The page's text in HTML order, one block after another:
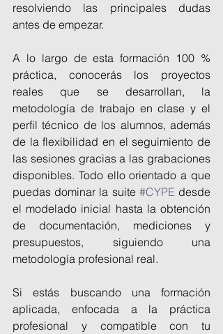
resolviendo las principales dudas
antes de empezar.
A lo largo de esta formación 100 %
práctica, conocerás los proyectos
reales que se desarrollan, la
metodología de trabajo en clase y el
perfil técnico de los alumnos, además
de la flexibilidad en el seguimiento de
las sesiones gracias a las grabaciones
disponibles. Todo ello orientado a que
puedas dominar la suite #CYPE desde
el modelado inicial hasta la obtención
de documentación, mediciones y
presupuestos, siguiendo una
metodología profesional real.
Si estás buscando una formación
aplicada, enfocada a la práctica
profesional y compatible con tu